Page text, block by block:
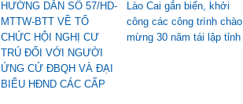
HƯỚNG DẪN SỐ 57/HD-
MTTW-BTT VỀ TỔ
CHỨC HỘI NGHỊ CƯ
TRÚ ĐỐI VỚI NGƯỜI
ỨNG CỬ ĐBQH VÀ ĐẠI
BIỂU HĐND CÁC CẤP
Lào Cai gắn biển, khởi
công các công trình chào
mừng 30 năm tái lập tỉnh